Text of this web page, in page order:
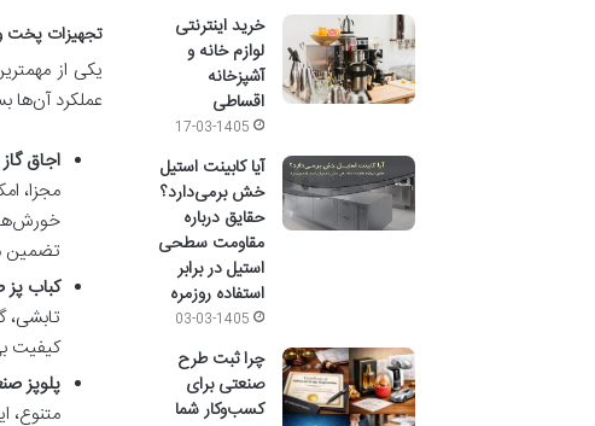
تجهیزات پخت
یکی از
عملکرد آن‌ها
اجاق
مجزا،
تضمین
کباب
تابشی،
کیفیت
پلوپز
متنوع،
خرید اینترنتی
لوازم خانه و
آشپزخانه
اقساطی
17-03-1405
آیا کابینت استیل
خش برمی‌دارد؟
حقایق درباره
مقاومت سطحی
استیل در برابر
استفاده روزمره
03-03-1405
چرا ثبت طرح
صنعتی برای
کسب‌وکار شما